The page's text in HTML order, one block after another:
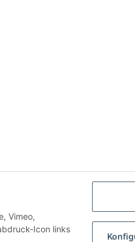
Umsetzung
Vimeo,
Icon links